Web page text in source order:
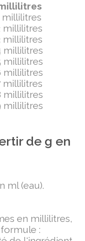
millilitres
millilitres
millilitres
millilitres
millilitres
millilitres
millilitres
millilitres
millilitres
de g en
ml (eau).
en millilitres,
: